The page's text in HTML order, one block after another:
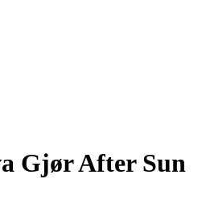
Gjør After Sun